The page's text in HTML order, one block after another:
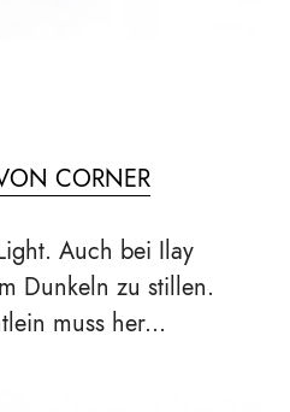
CORNER
Auch bei Ilay
Dunkeln zu stillen.
muss her...